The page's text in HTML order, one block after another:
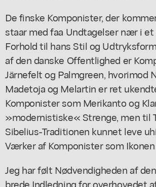
De finske Komponister, der
staar med faa Undtagelser nær i
Forhold til hans Stil og
af den danske Offentlighed er
Järnefelt og Palmgreen, hvorimod
Madetoja og Melartin er ret
Komponister som Merikanto og
»modernistiske« Strenge, men til
Sibelius-Traditionen kunnet leve
Værker af Komponister som Ikonen
Jeg har følt Nødvendigheden af
brede Indledning for overhovedet